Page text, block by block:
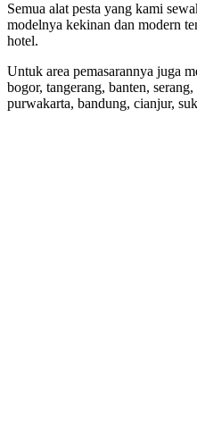
Semua alat pesta yang kami
modelnya kekinan dan modern
hotel.
Untuk area pemasarannya juga
bogor, tangerang, banten,
purwakarta, bandung, cianjur,